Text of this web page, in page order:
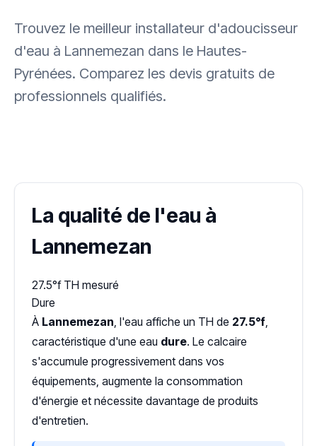
Trouvez le meilleur installateur d'adoucisseur
d'eau à Lannemezan dans le Hautes-
Pyrénées. Comparez les devis gratuits de
professionnels qualifiés.
La qualité de l'eau à
Lannemezan
27.5°f TH mesuré
Dure
À Lannemezan, l'eau affiche un TH de 27.5°f,
caractéristique d'une eau dure. Le calcaire
s'accumule progressivement dans vos
équipements, augmente la consommation
d'énergie et nécessite davantage de produits
d'entretien.